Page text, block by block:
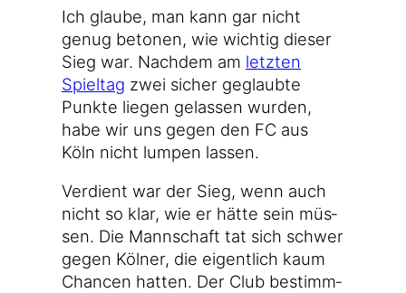
Ich glau­be, man kann gar nicht
genug beto­nen, wie wich­tig die­ser
Sieg war. Nach­dem am letz­ten
Spiel­tag zwei sicher geglaub­te
Punk­te lie­gen gelas­sen wur­den,
habe wir uns gegen den FC aus
Köln nicht lum­pen lassen.
Ver­dient war der Sieg, wenn auch
nicht so klar, wie er hät­te sein müs­
sen. Die Mann­schaft tat sich schwer
gegen Köl­ner, die eigent­lich kaum
Chan­cen hat­ten. Der Club bestimm­